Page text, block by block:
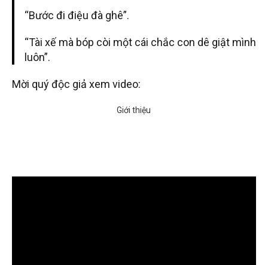
“Bước đi điệu đà ghê”.
“Tài xế mà bóp còi một cái chắc con dê giật mình
luôn”.
Mời quý độc giả xem video: